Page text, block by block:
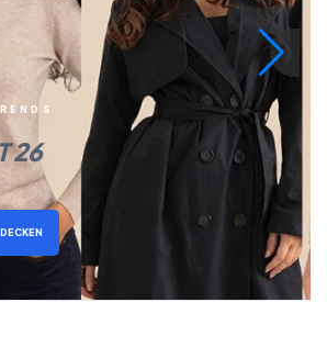
26